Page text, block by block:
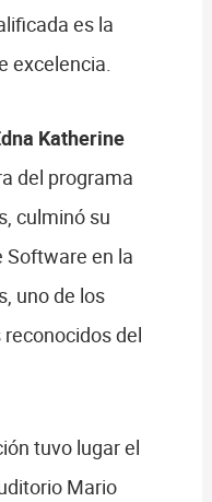
es la
excelencia.
Katherine
del programa
culminó su
Software en la
uno de los
del
tuvo lugar el
Mario